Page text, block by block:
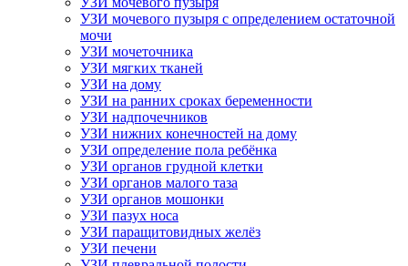
УЗИ мочевого пузыря с определением остаточной
мочи
УЗИ мочеточника
УЗИ мягких тканей
УЗИ на дому
УЗИ на ранних сроках беременности
УЗИ надпочечников
УЗИ нижних конечностей на дому
УЗИ определение пола ребёнка
УЗИ органов грудной клетки
УЗИ органов малого таза
УЗИ органов мошонки
УЗИ пазух носа
УЗИ паращитовидных желёз
УЗИ печени